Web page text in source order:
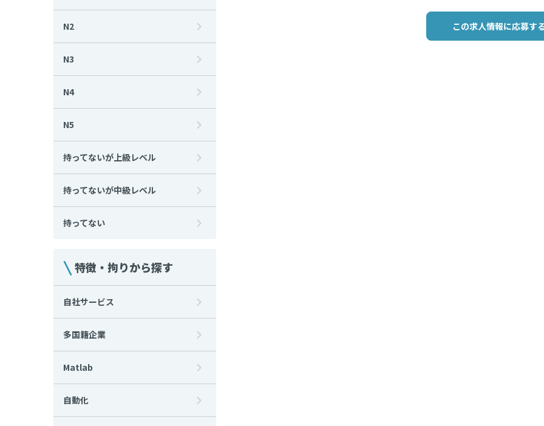
N2
N3
N4
N5
持ってないが上級レベル
持ってないが中級レベル
持ってない
特徴・拘りから探す
自社サービス
多国籍企業
Matlab
自動化